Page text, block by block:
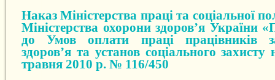
Наказ Міністерства праці та соціальної
Міністерства охорони здоров’я України
до Умов оплати праці працівників
здоров’я та установ соціального захисту
травня 2010 р. № 116/450